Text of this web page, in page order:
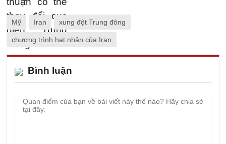
Mỹ Iran xung đột Trung đông
chương trình hạt nhân của Iran
Bình luận